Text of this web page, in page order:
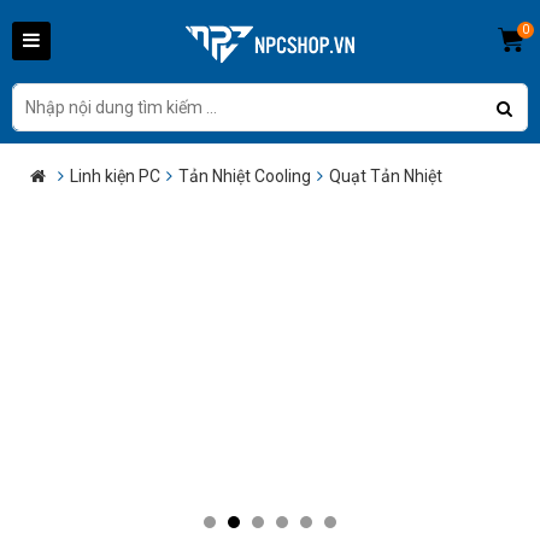
0
Linh kiện PC Tản Nhiệt Cooling Quạt Tản Nhiệt